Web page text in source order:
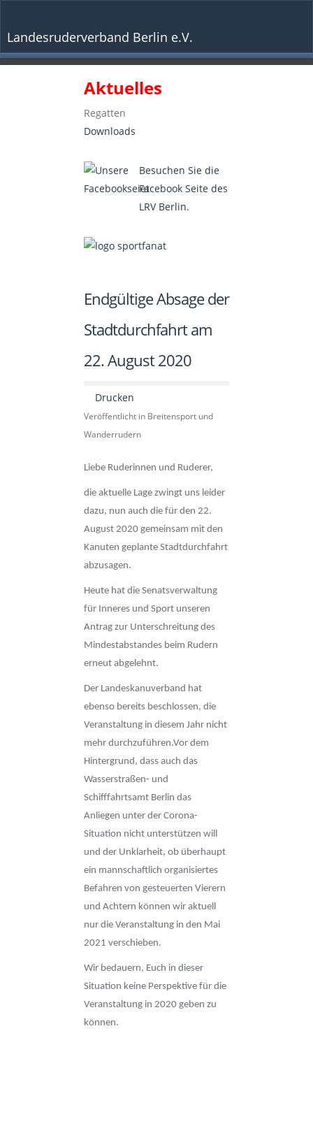
Landesruderverband Berlin e.V.
Aktuelles
Regatten
Downloads
Besuchen Sie die
Facebook Seite des
LRV Berlin.
Endgültige Absage der
Stadtdurchfahrt am
22. August 2020
Drucken
Veröffentlicht in Breitensport und
Wanderrudern
Liebe Ruderinnen und Ruderer,
die aktuelle Lage zwingt uns leider
dazu, nun auch die für den 22.
August 2020 gemeinsam mit den
Kanuten geplante Stadtdurchfahrt
abzusagen.
Heute hat die Senatsverwaltung
für Inneres und Sport unseren
Antrag zur Unterschreitung des
Mindestabstandes beim Rudern
erneut abgelehnt.
Der Landeskanuverband hat
ebenso bereits beschlossen, die
Veranstaltung in diesem Jahr nicht
mehr durchzuführen.Vor dem
Hintergrund, dass auch das
Wasserstraßen- und
Schifffahrtsamt Berlin das
Anliegen unter der Corona-
Situation nicht unterstützen will
und der Unklarheit, ob überhaupt
ein mannschaftlich organisiertes
Befahren von gesteuerten Vierern
und Achtern können wir aktuell
nur die Veranstaltung in den Mai
2021 verschieben.
Wir bedauern, Euch in dieser
Situation keine Perspektive für die
Veranstaltung in 2020 geben zu
können.